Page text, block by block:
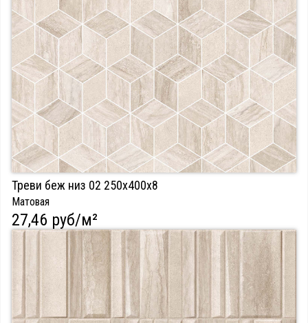
Треви беж низ 02 250х400х8
Матовая
27,46 руб/м²